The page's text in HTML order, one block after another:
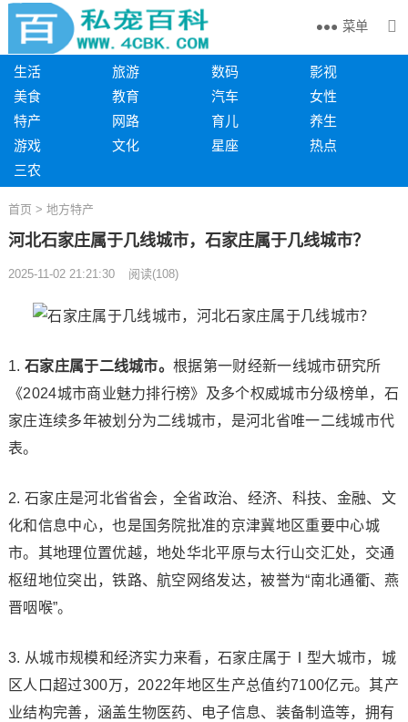
菜单
生活 旅游 数码
影视
美食
教育 汽车
女性
特产
网路 育儿
养生
游戏
文化 星座
热点
三农
首页 > 地方特产
河北石家庄属于几线城市，石家庄属于几线城市？
2025-11-02 21:21:30 阅读(108)
1. 石家庄属于二线城市。根据第一财经新一线城市研究所
《2024城市商业魅力排行榜》及多个权威城市分级榜单，石
家庄连续多年被划分为二线城市，是河北省唯一二线城市代
表。
2. 石家庄是河北省省会，全省政治、经济、科技、金融、文
化和信息中心，也是国务院批准的京津冀地区重要中心城
市。其地理位置优越，地处华北平原与太行山交汇处，交通
枢纽地位突出，铁路、航空网络发达，被誉为“南北通衢、燕
晋咽喉”。
3. 从城市规模和经济实力来看，石家庄属于Ⅰ型大城市，城
区人口超过300万，2022年地区生产总值约7100亿元。其产
业结构完善，涵盖生物医药、电子信息、装备制造等，拥有